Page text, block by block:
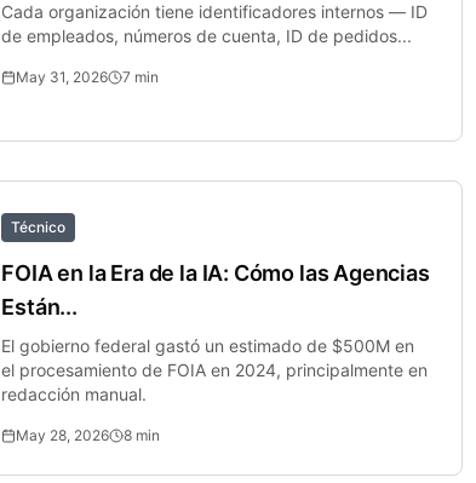
Cada organización tiene identificadores internos — ID
de empleados, números de cuenta, ID de pedidos...
May 31, 2026 7 min
Técnico
FOIA en la Era de la IA: Cómo las Agencias
Están...
El gobierno federal gastó un estimado de $500M en
el procesamiento de FOIA en 2024, principalmente en
redacción manual.
May 28, 2026 8 min